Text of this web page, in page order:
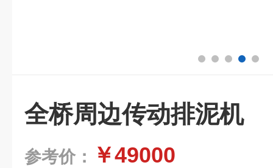
全桥周边传动排泥机
参考价： ￥49000